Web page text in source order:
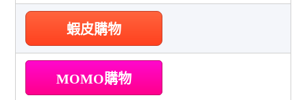
蝦皮購物
MOMO購物